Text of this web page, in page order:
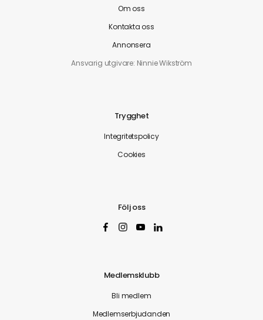
Om oss
Kontakta oss
Annonsera
Ansvarig utgivare: Ninnie Wikström
Trygghet
Integritetspolicy
Cookies
Följ oss
Medlemsklubb
Bli medlem
Medlemserbjudanden